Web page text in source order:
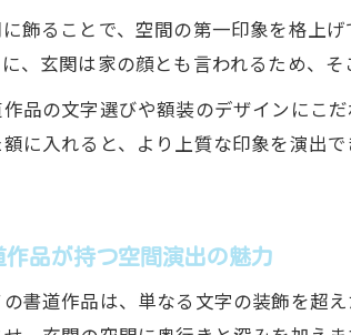
玄関に
飾ることで、空間の第一印象を格上
、玄関は家の顔とも言われるため、
品の文字選びや額装のデザインにこ
に入れると、より上質な印象を演出
品が持つ空間演出の魅力
書道作品は、単なる文字の装飾を超